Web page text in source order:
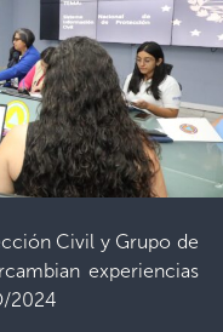
Civil y Grupo de
experiencias
2024